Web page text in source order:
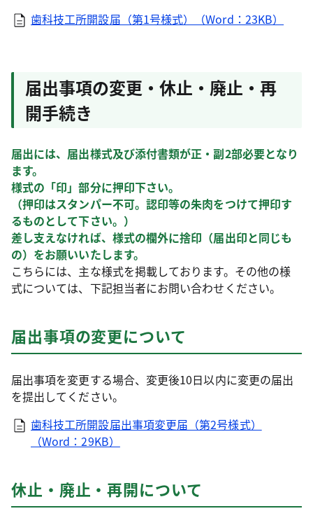
歯科技工所開設届（第1号様式）（Word：23KB）
届出事項の変更・休止・廃止・再
開手続き
届出には、届出様式及び添付書類が正・副2部必要となり
ます。
様式の「印」部分に押印下さい。
（押印はスタンパー不可。認印等の朱肉をつけて押印す
るものとして下さい。）
差し支えなければ、様式の欄外に捨印（届出印と同じも
の）をお願いいたします。
こちらには、主な様式を掲載しております。その他の様
式については、下記担当者にお問い合わせください。
届出事項の変更について
届出事項を変更する場合、変更後10日以内に変更の届出
を提出してください。
歯科技工所開設届出事項変更届（第2号様式）
（Word：29KB）
休止・廃止・再開について